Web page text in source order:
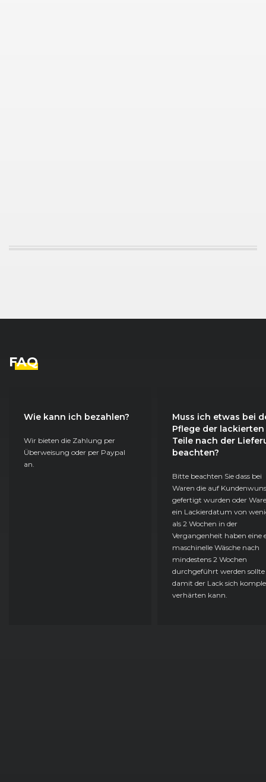
FAQ
Wie kann ich bezahlen?
Wir bieten die Zahlung per
Überweisung oder per Paypal
an.
Muss ich etwas bei
Pflege der lackierten
Teile nach der
beachten?
Bitte beachten Sie dass bei
Waren die auf
gefertigt wurden oder
ein Lackierdatum von
als 2 Wochen in der
Vergangenheit haben eine
maschinelle Wäsche nach
mindestens 2 Wochen
durchgeführt werden sollte
damit der Lack sich
verhärten kann.